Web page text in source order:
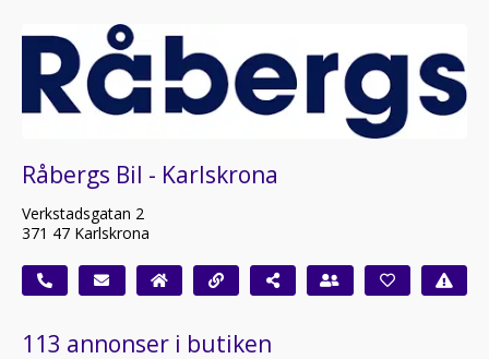
Råbergs Bil - Karlskrona
Verkstadsgatan 2
371 47 Karlskrona
113 annonser i butiken